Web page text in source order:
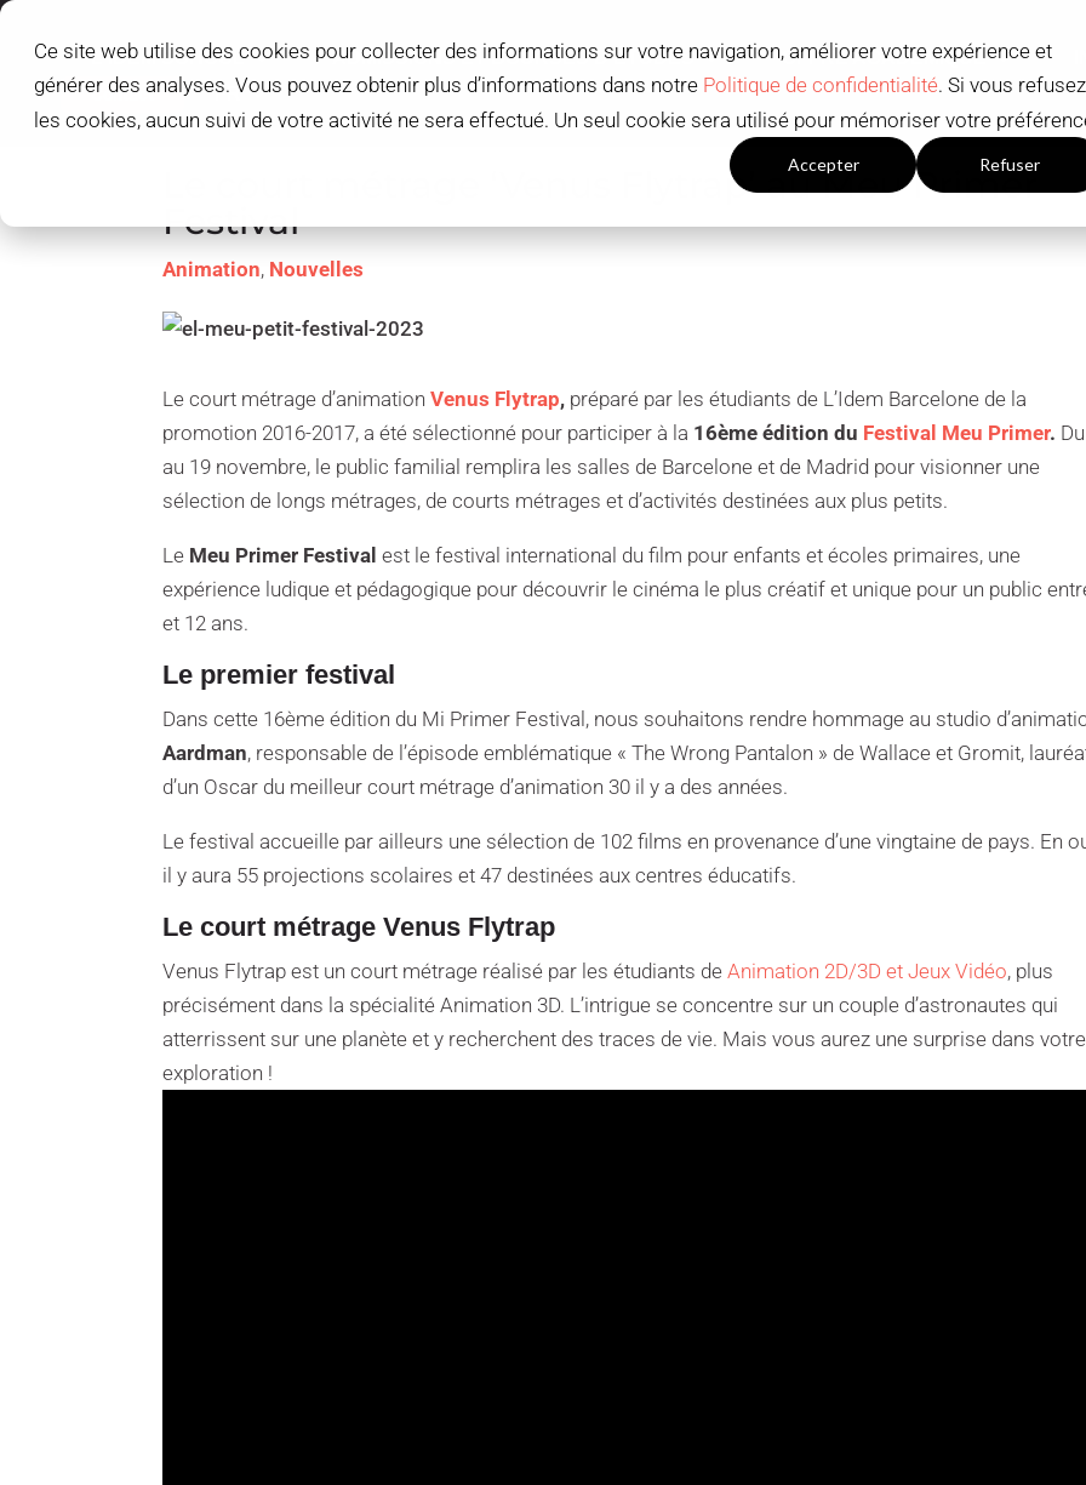
Ce site web utilise des cookies pour collecter des informations sur votre navigation, améliorer votre expérience et
générer des analyses. Vous pouvez obtenir plus d’informations dans notre Politique de confidentialité. Si vous refusez
les cookies, aucun suivi de votre activité ne sera effectué. Un seul cookie sera utilisé pour mémoriser votre
Accepter Refuser
L'IDEM SCHOOL ADMISSIONS ET BOURSES D'ÉTUDES OFFRE ACADÉMIQUE
Contact FR
Le court métrage ‘Venus Flytrap’ au Meu Primer
Festival
Animation, Nouvelles
Le court métrage d’animationVenus Flytrap, préparé par les étudiants de L’Idem Barcelone de la
promotion 2016-2017, a été sélectionné pour participer à la 16ème édition du Festival Meu Primer.
au 19 novembre, le public familial remplira les salles de Barcelone et de Madrid pour visionner une
sélection de longs métrages, de courts métrages et d’activités destinées aux plus petits.
Le Meu Primer Festival est le festival international du film pour enfants et écoles primaires, une
expérience ludique et pédagogique pour découvrir le cinéma le plus créatif et unique pour un public
et 12 ans.
Le premier festival
Dans cette 16ème édition du Mi Primer Festival, nous souhaitons rendre hommage au studio
Aardman, responsable de l’épisode emblématique « The Wrong Pantalon » de Wallace et Gromit,
d’un Oscar du meilleur court métrage d’animation 30 il y a des années.
Le festival accueille par ailleurs une sélection de 102 films en provenance d’une vingtaine de pays. En
il y aura 55 projections scolaires et 47 destinées aux centres éducatifs.
Le court métrage Venus Flytrap
Venus Flytrap est un court métrage réalisé par les étudiants de Animation 2D/3D et Jeux Vidéo, plus
précisément dans la spécialité Animation 3D. L’intrigue se concentre sur un couple d’astronautes qui
atterrissent sur une planète et y recherchent des traces de vie. Mais vous aurez une surprise dans votre
exploration !